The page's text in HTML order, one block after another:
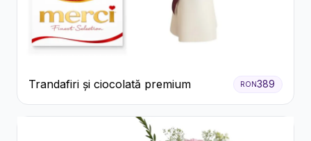
Trandafiri și ciocolată premium RON389